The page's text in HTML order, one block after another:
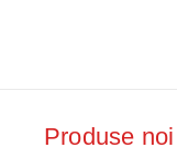
Produse noi